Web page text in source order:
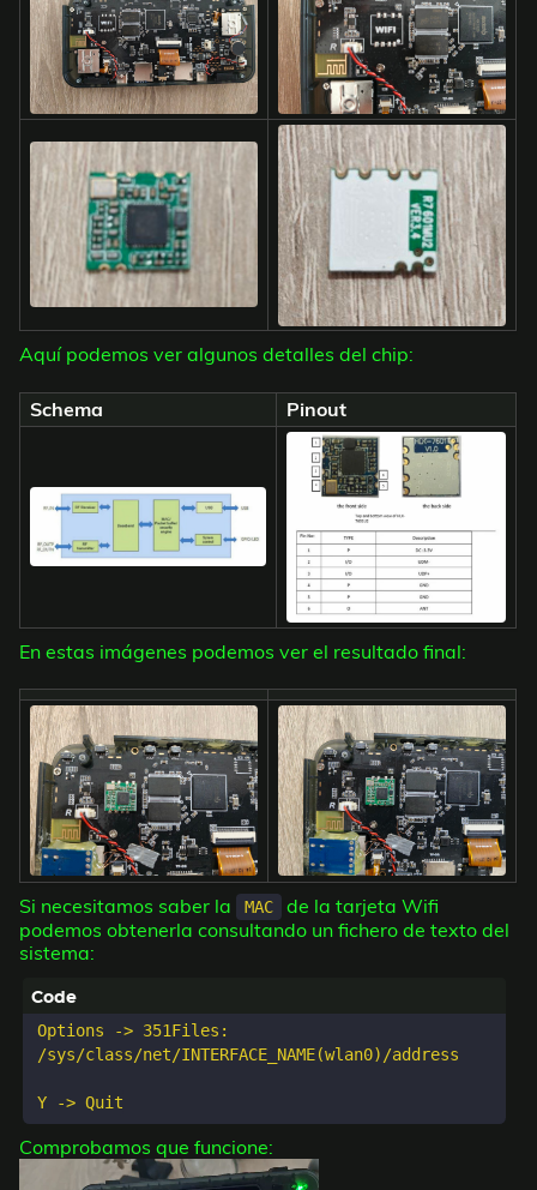
Aquí podemos ver algunos detalles del chip:
Schema Pinout
En estas imágenes podemos ver el resultado final:
Si necesitamos saber la MAC
de la tarjeta Wifi
podemos obtenerla consultando un fichero de texto del
sistema:
Options -> 351Files:
/sys/class/net/INTERFACE_NAME(wlan0)/address
Comprobamos que funcione: